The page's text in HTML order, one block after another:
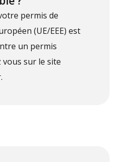
permis de
(UE/EEE) est
un permis
vous sur le site
.